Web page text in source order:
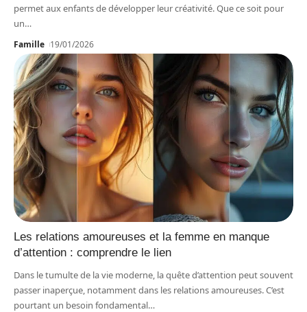
permet aux enfants de développer leur créativité. Que ce soit pour
un…
Famille 19/01/2026
Les relations amoureuses et la femme en manque
d’attention : comprendre le lien
Dans le tumulte de la vie moderne, la quête d’attention peut souvent
passer inaperçue, notamment dans les relations amoureuses. C’est
pourtant un besoin fondamental…